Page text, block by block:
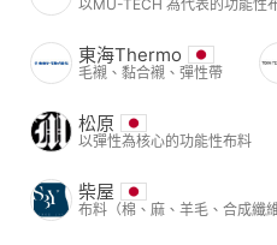
以MU-TECH 為代表的功能性
東海Thermo
毛襯、黏合襯、彈性帶
松原
以彈性為核心的功能性布料
柴屋
布料（棉、麻、羊毛、合成纖維